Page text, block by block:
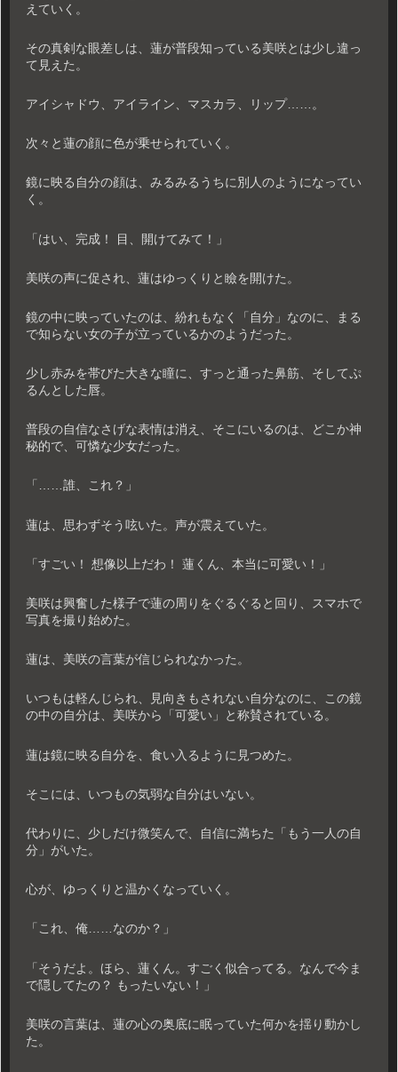
えていく。
その真剣な眼差しは、蓮が普段知っている美咲とは少し違っ
て見えた。
アイシャドウ、アイライン、マスカラ、リップ……。
次々と蓮の顔に色が乗せられていく。
鏡に映る自分の顔は、みるみるうちに別人のようになってい
く。
「はい、完成！ 目、開けてみて！」
美咲の声に促され、蓮はゆっくりと瞼を開けた。
鏡の中に映っていたのは、紛れもなく「自分」なのに、まる
で知らない女の子が立っているかのようだった。
少し赤みを帯びた大きな瞳に、すっと通った鼻筋、そしてぷ
るんとした唇。
普段の自信なさげな表情は消え、そこにいるのは、どこか神
秘的で、可憐な少女だった。
「……誰、これ？」
蓮は、思わずそう呟いた。声が震えていた。
「すごい！ 想像以上だわ！ 蓮くん、本当に可愛い！」
美咲は興奮した様子で蓮の周りをぐるぐると回り、スマホで
写真を撮り始めた。
蓮は、美咲の言葉が信じられなかった。
いつもは軽んじられ、見向きもされない自分なのに、この鏡
の中の自分は、美咲から「可愛い」と称賛されている。
蓮は鏡に映る自分を、食い入るように見つめた。
そこには、いつもの気弱な自分はいない。
代わりに、少しだけ微笑んで、自信に満ちた「もう一人の自
分」がいた。
心が、ゆっくりと温かくなっていく。
「これ、俺……なのか？」
「そうだよ。ほら、蓮くん。すごく似合ってる。なんで今ま
で隠してたの？ もったいない！」
美咲の言葉は、蓮の心の奥底に眠っていた何かを揺り動かし
た。